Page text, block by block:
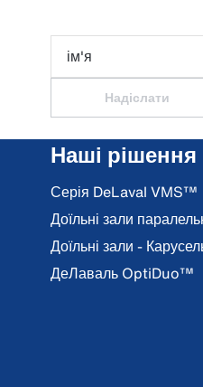
ім'я
Надіслати
Наші рішення
Серія DeLaval VMS™
Доїльні зали
Доїльні зали -
ДеЛаваль OptiDuo™